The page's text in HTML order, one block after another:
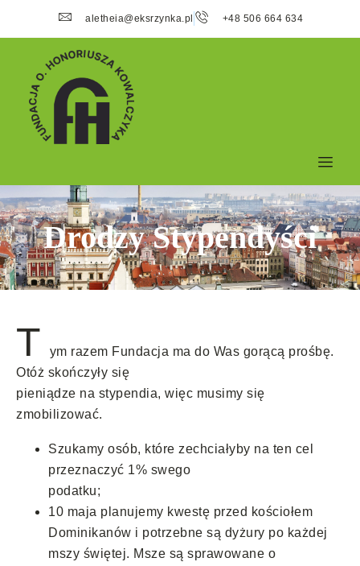
aletheia@eksrzynka.pl +48 506 664 634
Drodzy Stypendyści
T
ym razem Fundacja ma do Was gorącą prośbę.
Otóż skończyły się
pieniądze na stypendia, więc musimy się
zmobilizować.
Szukamy osób, które zechciałyby na ten cel
przeznaczyć 1% swego
podatku;
10 maja planujemy kwestę przed kościołem
Dominikanów i potrzebne są dyżury po każdej
mszy świętej. Msze są sprawowane o